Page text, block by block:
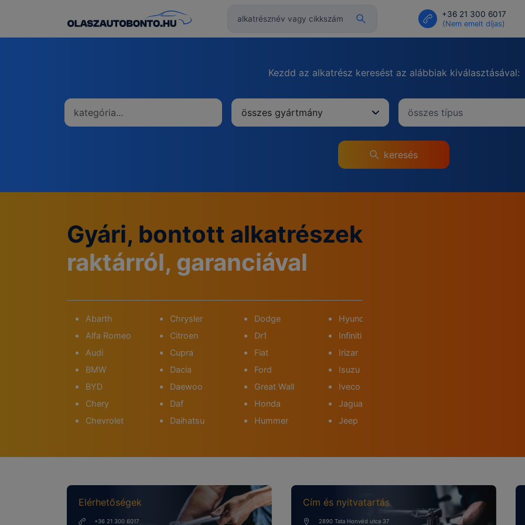
+36 21 300 6017
(Nem emelt díjas)
Kezdd az alkatrész keresést az alábbiak kiválasztásával:
összes gyártmány összes típus
keresés
Gyári, bontott alkatrészek
raktárról, garanciával
Abarth
Alfa Romeo
Audi
BMW
BYD
Chery
Chevrolet
Chrysler
Citroen
Cupra
Dacia
Daewoo
Daf
Daihatsu
Dodge
Dr1
Fiat
Ford
Great Wall
Honda
Hummer
Hyundai
Infiniti
Irizar
Isuzu
Iveco
Jaguar
Jeep
Elérhetőségek
+36 21 300 6017
Cím és nyitvatartás
2890 Tata Honvéd utca 37